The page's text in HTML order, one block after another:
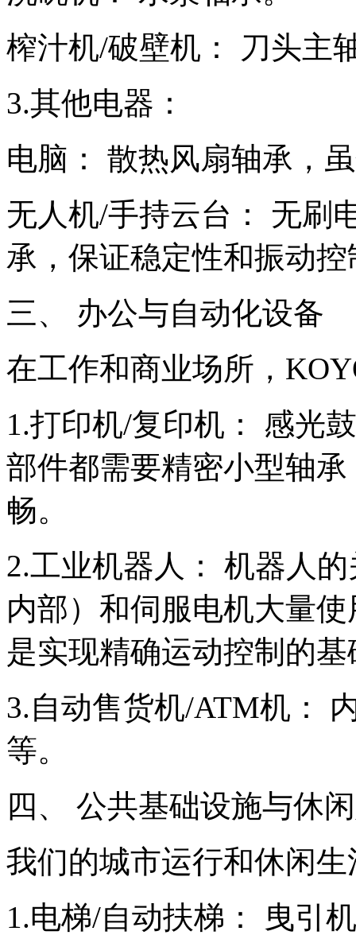
榨汁机/破壁机： 刀头主
3.其他电器：
电脑： 散热风扇轴承，
无人机/手持云台： 无刷
承，保证稳定性和振动控
三、 办公与自动化设备
在工作和商业场所，
1.打印机/复印机： 感光
部件都需要精密小型轴
畅。
2.工业机器人： 机器人
内部）和伺服电机大量
是实现精确运动控制的基
3.自动售货机/ATM机：
等。
四、 公共基础设施与休
我们的城市运行和休闲
1.电梯/自动扶梯： 曳引